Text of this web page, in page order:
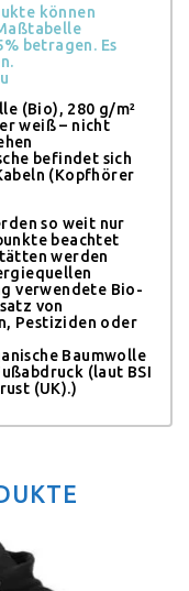
können
betragen. Es
(Bio), 280 g/m²
weiß – nicht
befindet sich
(Kopfhörer
so weit nur
beachtet
werden
verwendete Bio-
von
Pestiziden oder
Baumwolle
(laut BSI
(UK).)